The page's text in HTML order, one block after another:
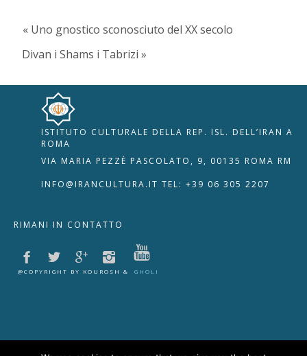
« Uno gnostico sconosciuto del XX secolo
Divan i Shams i Tabrizi »
ISTITUTO CULTURALE DELLA REP. ISL. DELL’IRAN A
ROMA
VIA MARIA PEZZÈ PASCOLATO, 9, 00135 ROMA RM
INFO@IRANCULTURA.IT TEL: +39 06 305 2207
RIMANI IN CONTATTO
@COPYRIGHT BY KOUROSH & GHOLI
RIPRISTINA 🇮🇹 🇬🇧
Disattiva Immagini
Evidenzia Link